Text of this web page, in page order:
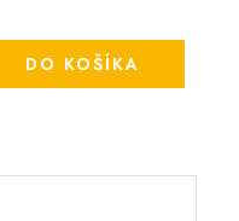
DO KOŠÍKA